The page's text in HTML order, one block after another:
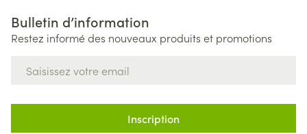
Bulletin d’information
Restez informé des nouveaux produits et promotions
Inscription